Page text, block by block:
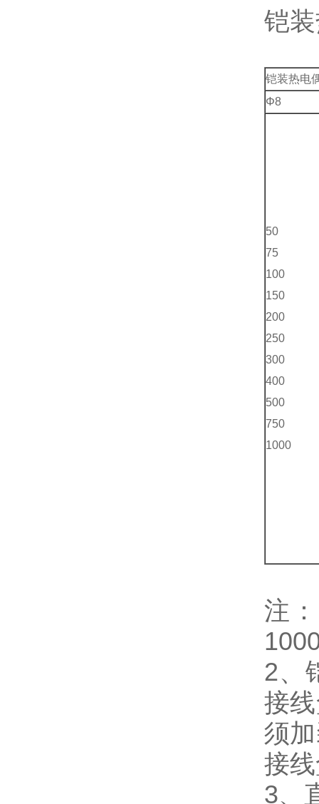
铠
铠装热电
Φ8
50
75
100
150
200
250
300
400
500
750
1000
注
2、
接
须
接
3、